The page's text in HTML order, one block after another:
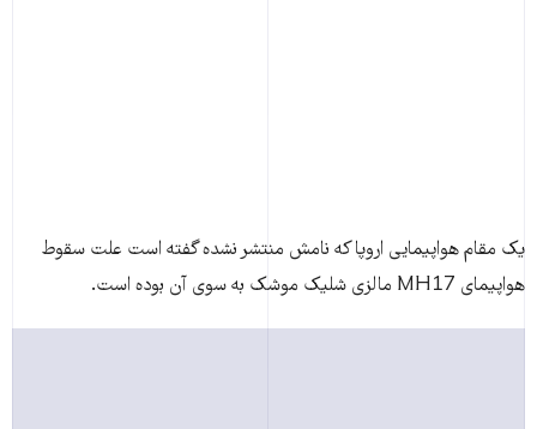
يک مقام هواپيمايی اروپا که نامش منتشر نشده گفته است علت سقوط
هواپیمای MH17 مالزی شلیک موشک به سوی آن بوده است.